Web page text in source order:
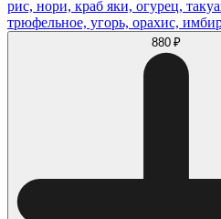
рис, нори, краб яки, огурец,
трюфельное, угорь, орахис,
880 ₽